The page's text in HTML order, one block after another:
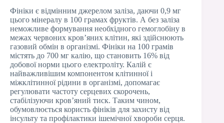
Фініки є відмінним джерелом заліза, даючи 0,9 мг
цього мінералу в 100 грамах фруктів. А без заліза
неможливе формування необхідного гемоглобіну в
межах червоних кров’яних клітин, які здійснюють
газовий обмін в організмі. Фініки на 100 грамів
містять до 700 мг калію, що становить 16% від
добової норми цього електроліту. Калій є
найважливішим компонентом клітинної і
міжклітинної рідини в організмі, допомагає
регулювати частоту серцевих скорочень,
стабілізуючи кров’яний тиск. Таким чином,
обумовлюється користь фініків для захисту від
інсульту та профілактики ішемічної хвороби серця.